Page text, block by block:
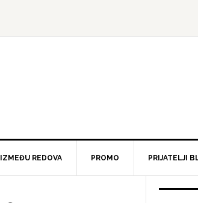
IZMEĐU REDOVA PROMO PRIJATELJI